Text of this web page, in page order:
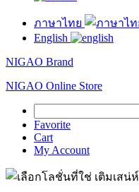
ภาษาไทย
English
NIGAO Brand
NIGAO Online Store
Favorite
Cart
My Account